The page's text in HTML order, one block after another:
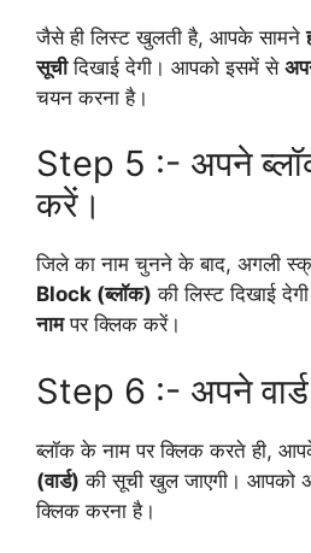
जैसे ही लिस्ट खुलती है, आपके सामने
सूचीदिखाई देगी। आपको इसमें से
चयन करना है।
Step 5 :- अपने
करें।
जिले का नाम चुनने के बाद, अगली
Block (ब्लॉक) की लिस्ट दिखाई
नामपर क्लिक करें।
Step 6 :- अपने
ब्लॉक के नाम पर क्लिक करते ही,
(वार्ड) की सूची खुल जाएगी। आपको
क्लिक करना है।